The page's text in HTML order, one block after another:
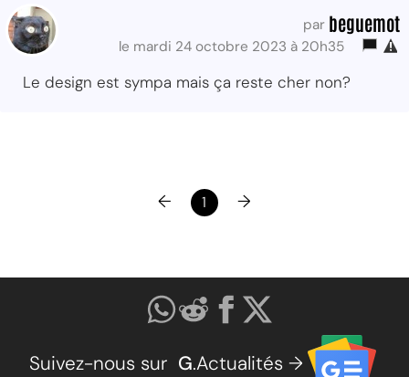
par beguemot
le mardi 24 octobre 2023 à 20h35
Le design est sympa mais ça reste cher non?
← 1 →
Suivez-nous sur G.Actualités →